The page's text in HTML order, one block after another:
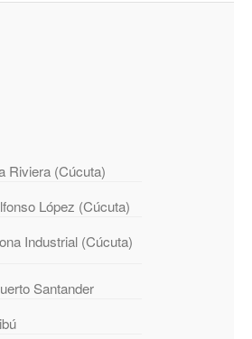
Riviera (Cúcuta)
López (Cúcuta)
Industrial (Cúcuta)
Santander